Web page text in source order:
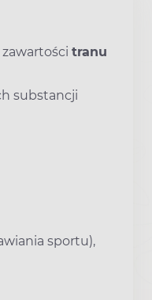
tranu
substancji
sportu),